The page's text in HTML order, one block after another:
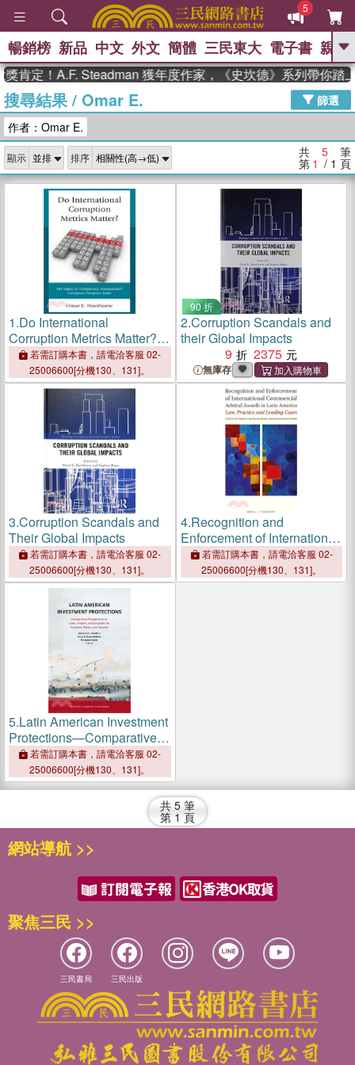
5
GO
高希均教授回憶錄
、 The Odyssey 、 父親節 、 如果歷
獎 臺灣漫遊錄 、 方念華 、 台灣的李
登輝時代
數學女孩：黎曼猜想 、
偉大的迷走神經
暢銷榜 新品 中文 外文 簡體 三民東大 電子書 親子
肯定！A.F. Steadman 獲年度作家，《史坎德》系列帶你踏上
搜尋結果/ Omar E.
篩選
作者：Omar E.
顯示 排序 共 5 筆
第 1 / 1 頁
1.Do International
Corruption Metrics Matter? ─
The Impact of Transparency
International's Corruption
Perception Index
若需訂購本書，請電洽客服 02-
25006600[分機130、131]。
90 折
2.Corruption Scandals and
their Global Impacts
9
2375
無庫存
3.Corruption Scandals and
Their Global Impacts
若需訂購本書，請電洽客服 02-
25006600[分機130、131]。
4.Recognition and
Enforcement of International
Commercial Arbitral Awards
in Latin America ― Law,
Practice and Leading Cases
若需訂購本書，請電洽客服 02-
25006600[分機130、131]。
5.Latin American Investment
Protections—Comparative
Perspectives on Laws,
Treaties, and Disputes for
Investors, States and
若需訂購本書，請電洽客服 02-
25006600[分機130、131]。
共 5 筆
第 1 頁
網站導航 >>
聚焦三民 >>
三民書局 三民出版